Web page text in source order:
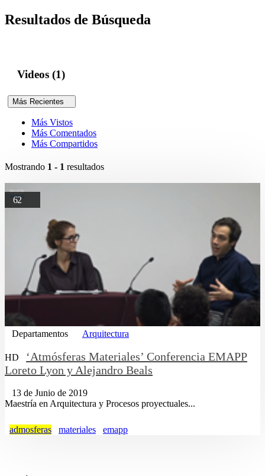
Resultados de Búsqueda
Videos (1)
Más Recientes
Más Vistos
Más Comentados
Más Compartidos
Mostrando 1 - 1 resultados
62
Departamentos Arquitectura
HD
‘Atmósferas Materiales’ Conferencia EMAPP
Loreto Lyon y Alejandro Beals
13 de Junio de 2019
Maestría en Arquitectura y Procesos proyectuales...
admosferas materiales emapp